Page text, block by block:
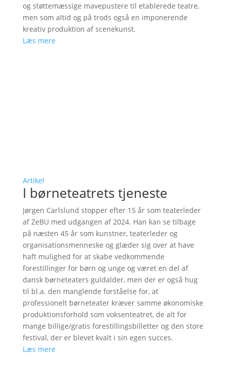
og støttemæssige mavepustere til etablerede teatre,
men som altid og på trods også en imponerende
kreativ produktion af scenekunst.
Læs mere
Artikel
I børneteatrets tjeneste
Jørgen Carlslund stopper efter 15 år som teaterleder
af ZeBU med udgangen af 2024. Han kan se tilbage
på næsten 45 år som kunstner, teaterleder og
organisationsmenneske og glæder sig over at have
haft mulighed for at skabe vedkommende
forestillinger for børn og unge og været en del af
dansk børneteaters guldalder, men der er også hug
til bl.a. den manglende forståelse for, at
professionelt børneteater kræver samme økonomiske
produktionsforhold som voksenteatret, de alt for
mange billige/gratis forestillingsbilletter og den store
festival, der er blevet kvalt i sin egen succes.
Læs mere